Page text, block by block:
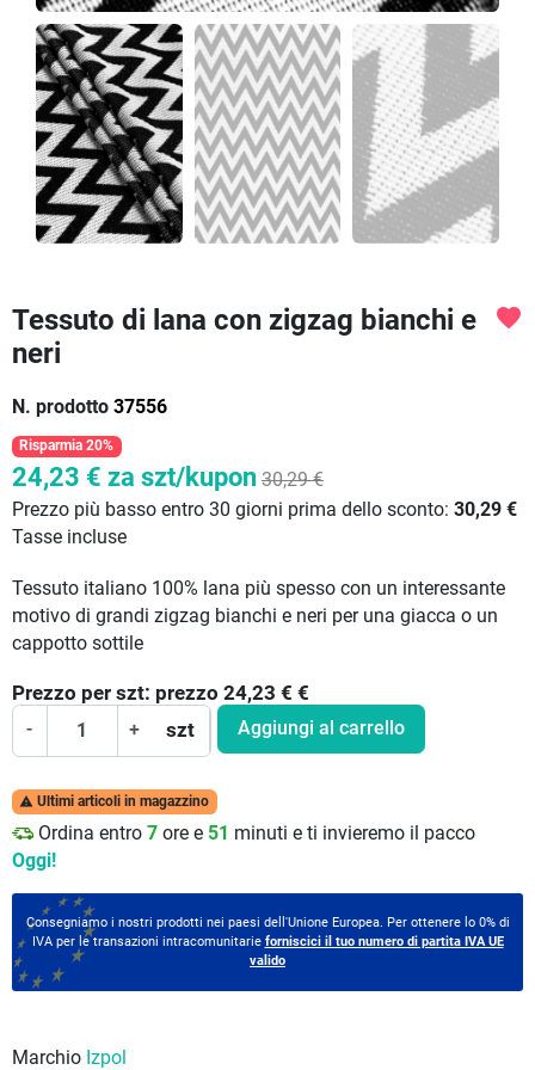
Tessuto di lana con zigzag bianchi e
neri
N. prodotto 37556
favorite
Risparmia 20%
24,23 € za szt/kupon 30,29 €
Prezzo più basso entro 30 giorni prima dello sconto: 30,29 €
Tasse incluse
Tessuto italiano 100% lana più spesso con un interessante
motivo di grandi zigzag bianchi e neri per una giacca o un
cappotto sottile
Prezzo per szt: prezzo 24,23 € €
- + szt Aggiungi al carrello
 Ultimi articoli in magazzino
Ordina entro 7 ore e 51 minuti e ti invieremo il pacco
Oggi!
Consegniamo i nostri prodotti nei paesi dell'Unione Europea. Per ottenere lo 0% di
IVA per le transazioni intracomunitarie forniscici il tuo numero di partita IVA UE
valido
Marchio Izpol